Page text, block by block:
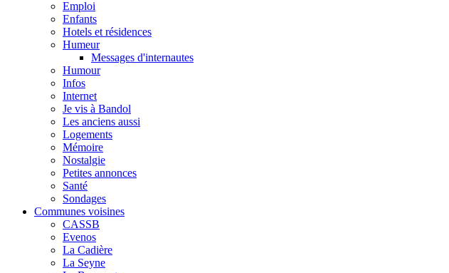
Emploi
Enfants
Hotels et résidences
Humeur
Messages d'internautes
Humour
Infos
Internet
Je vis à Bandol
Les anciens aussi
Logements
Mémoire
Nostalgie
Petites annonces
Santé
Sondages
Communes voisines
CASSB
Evenos
La Cadière
La Seyne